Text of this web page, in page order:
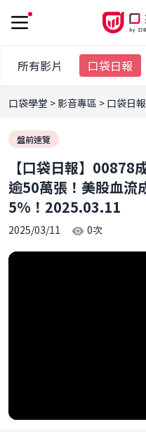
所有影片 口袋日報
口袋學堂 影音專區 口袋日報
盤前速覽
【口袋日報】00878
逾50萬張！美股血流
5%！2025.03.11
2025/03/11 0次